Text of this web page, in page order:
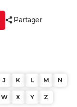
Partager
J K L M N
W X Y Z